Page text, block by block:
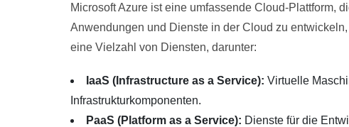
Microsoft Azure ist eine umfassende Cloud-Plattform,
Anwendungen und Dienste in der Cloud zu
eine Vielzahl von Diensten, darunter:
IaaS (Infrastructure as a Service): Virtuelle
Infrastrukturkomponenten.
PaaS (Platform as a Service): Dienste für die